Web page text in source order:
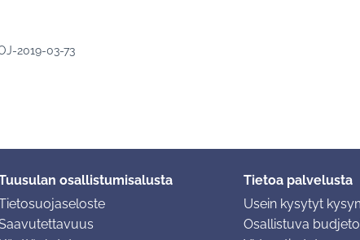
2019-03-73
osallistumisalusta
Tietoa palvelusta
Usein kysytyt
Osallistuva